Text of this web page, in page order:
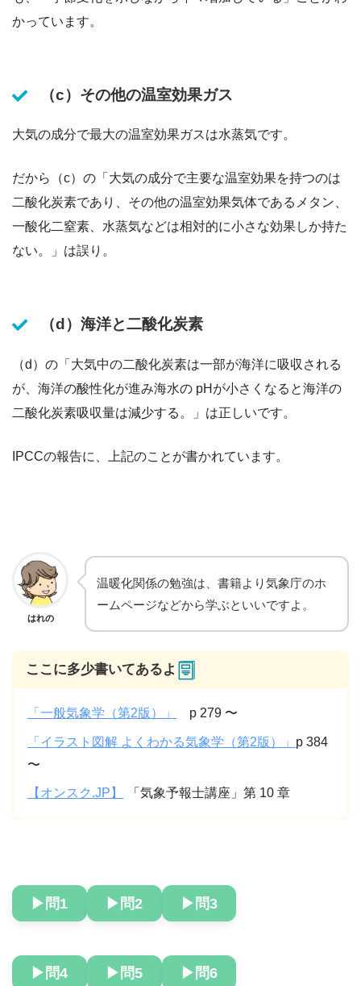
かっています。
（c）その他の温室効果ガス
大気の成分で最大の温室効果ガスは水蒸気です。
だから（c）の「大気の成分で主要な温室効果を持つのは
二酸化炭素であり、その他の温室効果気体であるメタン、
一酸化二窒素、水蒸気などは相対的に小さな効果しか持た
ない。」は誤り。
（d）海洋と二酸化炭素
（d）の「大気中の二酸化炭素は一部が海洋に吸収される
が、海洋の酸性化が進み海水の pHが小さくなると海洋の
二酸化炭素吸収量は減少する。」は正しいです。
IPCCの報告に、上記のことが書かれています。
はれの
温暖化関係の勉強は、書籍より気象庁のホ
ームページなどから学ぶといいですよ。
ここに多少書いてあるよ
「一般気象学（第2版）」 p 279 〜
「イラスト図解 よくわかる気象学（第2版）」 p 384
〜
【オンスク.JP】 「気象予報士講座」第 10 章
▶︎問1 ▶︎問2 ▶︎問3
▶︎問4 ▶︎問5 ▶︎問6